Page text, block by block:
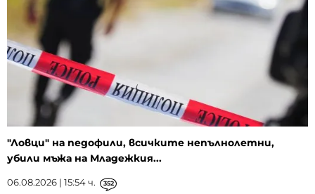
"Ловци" на педофили, всичките непълнолетни,
убили мъжа на Младежкия...
06.08.2026 | 15:54 ч. 352